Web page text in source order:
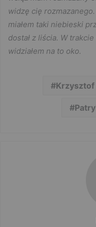
widzę cię
miałem taki niebieski
dostał z liścia. W
widziałem na to oko.
Krzysztof